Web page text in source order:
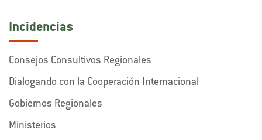
Incidencias
Consejos Consultivos Regionales
Dialogando con la Cooperación Internacional
Gobiernos Regionales
Ministerios